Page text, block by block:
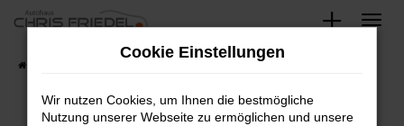
Zum
springen
Fahrzeugsuche
Cookie Einstellungen
Wir nutzen Cookies, um Ihnen die bestmögliche
Nutzung unserer Webseite zu ermöglichen und unsere